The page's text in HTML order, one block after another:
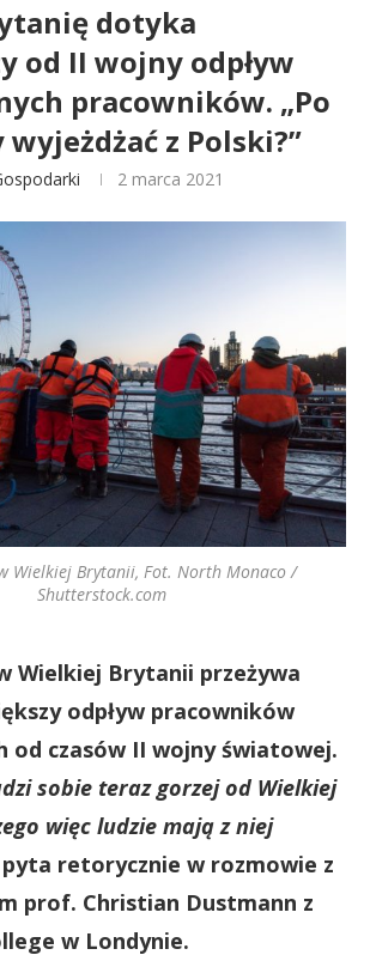
dotyka
od II wojny odpływ
pracowników. „Po
z Polski?”
2 marca 2021
Wielkiej Brytanii, Fot. North Monaco /
Shutterstock.com
Wielkiej Brytanii przeżywa
odpływ pracowników
od czasów II wojny światowej.
sobie teraz gorzej od Wielkiej
więc ludzie mają z niej
retorycznie w rozmowie z
prof. Christian Dustmann z
w Londynie.